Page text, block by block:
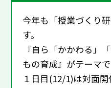
今年も「授業づくり
す。
『自ら「かかわる」
もの育成』がテーマで
１日目(12/1)は対面開